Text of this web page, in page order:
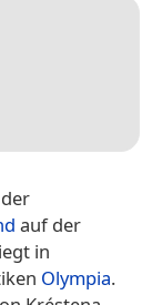
auf der
in
Olympia.